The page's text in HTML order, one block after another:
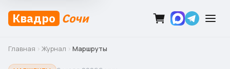
Квадро Сочи
Главная › Журнал › Маршруты